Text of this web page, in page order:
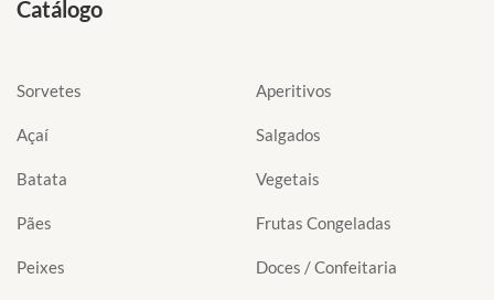
Catálogo
Sorvetes
Açaí
Batata
Pães
Peixes
Aperitivos
Salgados
Vegetais
Frutas Congeladas
Doces / Confeitaria